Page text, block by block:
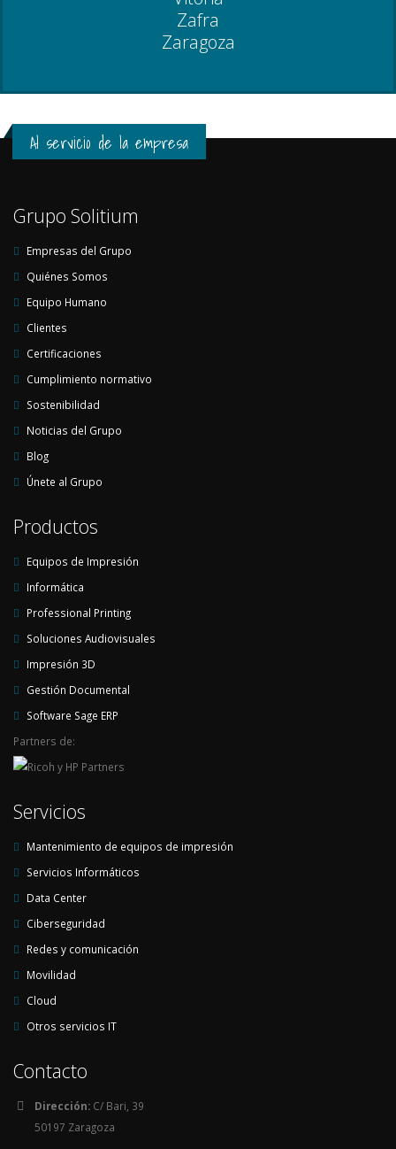
Zafra
Zaragoza
Al servicio de la empresa
Grupo Solitium
Empresas del Grupo
Quiénes Somos
Equipo Humano
Clientes
Certificaciones
Cumplimiento normativo
Sostenibilidad
Noticias del Grupo
Blog
Únete al Grupo
Productos
Equipos de Impresión
Informática
Professional Printing
Soluciones Audiovisuales
Impresión 3D
Gestión Documental
Software Sage ERP
Partners de:
Servicios
Mantenimiento de equipos de impresión
Servicios Informáticos
Data Center
Ciberseguridad
Redes y comunicación
Movilidad
Cloud
Otros servicios IT
Contacto
Dirección: C/ Bari, 39
50197 Zaragoza